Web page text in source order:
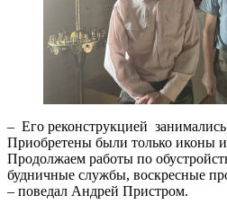
– Его реконструкцией
Приобретены были только иконы и
Продолжаем работы по
будничные службы, воскресные
– поведал Андрей Пристром.